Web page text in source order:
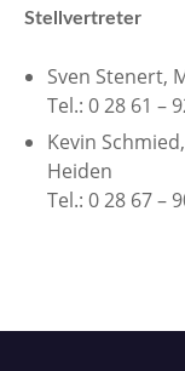
Stellvertreter
Sven Stenert,
Tel.: 0 28 61 –
Kevin
Heiden
Tel.: 0 28 67 –